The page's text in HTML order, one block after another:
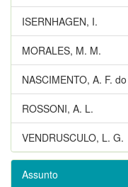
ISERNHAGEN, I.
MORALES, M. M.
NASCIMENTO, A. F. do
ROSSONI, A. L.
VENDRUSCULO, L. G.
Assunto